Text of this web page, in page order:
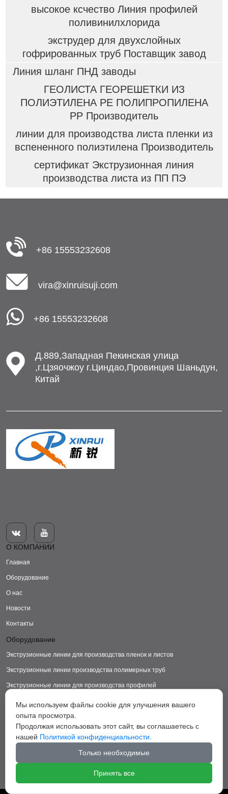
высокое ксчество Линия профилей
поливинилхлорида
экструдер для двухслойных
гофрированных труб Поставщик завод
Линия шланг ПНД заводы
ГЕОЛИСТА ГЕОРЕШЕТКИ ИЗ
ПОЛИЭТИЛЕНА PE ПОЛИПРОПИЛЕНА
PP Производитель
линии для производства листа пленки из
вспененного полиэтилена Производитель
сертификат Экструзионная линия
производства листа из ПП ПЭ
+86 15553232608
vira@xinruisuji.com
+86 15553232608
Д.889,Западная Пекинская улица
,г.Цзяочжоу г.Циндао,Провинция Шаньдун,
Китай


О КОМПАНИИ
Главная
Оборудование
О нас
Новости
Контакты
Оборудование
Экструзионные линии для производства пленок и листов
Экструзионные линии производства полимерных труб
Экструзионные линии для производства профилей
Экструзионные линии для производства изделий из ДПК
Экструзионные линии для производства пластиковых ковриков
Экструзионные линии для производства грануляторы
Вспомогательное оборудование
Мы используем файлы cookie для улучшения вашего
опыта просмотра.
Продолжая использовать этот сайт, вы соглашаетесь с
нашей Политикой конфиденциальности.
Только необходимые
Принять все